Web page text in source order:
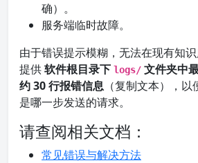
确）。
服务端临时故障。
由于错误提示模糊，无法在现有知
提供软件根目录下 logs/ 文件夹中
约 30 行报错信息 （复制文本），
是哪一步发送的请求。
请查阅相关文档：
常见错误与解决方法